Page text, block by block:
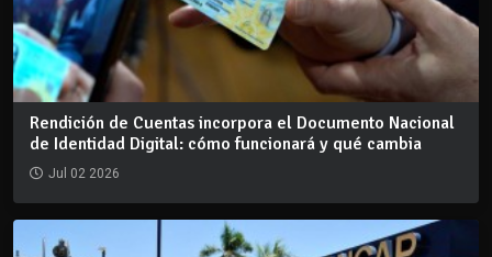
Rendición de Cuentas incorpora el Documento Nacional
de Identidad Digital: cómo funcionará y qué cambia
Jul 02 2026